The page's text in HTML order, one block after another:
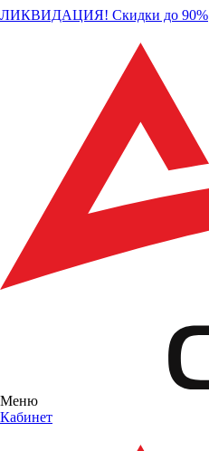
ЛИКВИДАЦИЯ! Скидки до 90%
Меню
Кабинет